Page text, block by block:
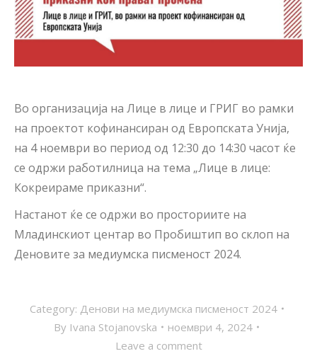
Во организација на Лице в лице и ГРИГ во рамки
на проектот кофинансиран од Европската Унија,
на 4 ноември во период од 12:30 до 14:30 часот ќе
се одржи работилница на тема „Лице в лице:
Кокреираме приказни“.
Настанот ќе се одржи во просториите на
Младинскиот центар во Пробиштип во склоп на
Деновите за медиумска писменост 2024.
Category: Денови на медиумска писменост 2024
By Ivana Stojanovska
ноември 4, 2024
Leave a comment